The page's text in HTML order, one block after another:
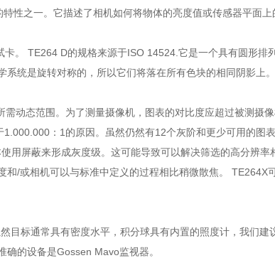
性之一。它描述了相机如何将物体的亮度值或传感器平面
。 TE264 D的规格来源于ISO 14524.它是一个具有圆形排
统是旋转对称的，所以它们将落在所有色块的相同阴影上。
动态范围。为了测量摄像机，图表的对比度应超过被测摄
：1的原因。虽然仍然有12个灰阶和更少可用的图
用屏蔽来形成灰度级。这可能导致可以解决筛选的高分辨率
/或相机可以与标准中定义的过程相比稍微散焦。 TE264X
目标通常具有密度水平，积分球具有内置的照度计，我们建
的设备是Gossen Mavo监视器。